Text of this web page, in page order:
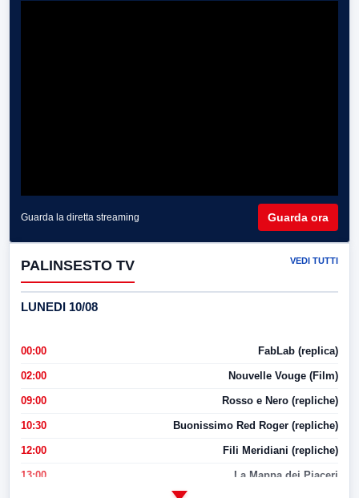
Guarda la diretta streaming Guarda ora
PALINSESTO TV VEDI TUTTI
LUNEDI 10/08
00:00 FabLab (replica)
02:00 Nouvelle Vouge (Film)
09:00 Rosso e Nero (repliche)
10:30 Buonissimo Red Roger (repliche)
12:00 Fili Meridiani (repliche)
13:00 La Mappa dei Piaceri